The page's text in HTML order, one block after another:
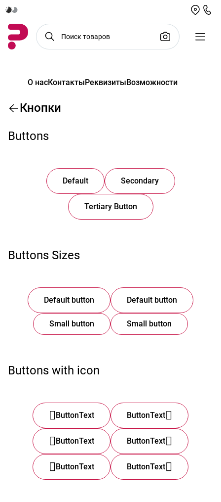
О насКонтактыРеквизитыВозможности
Кнопки
Buttons
Default Secondary
Tertiary Button
Buttons Sizes
Default button Default button
Small button Small button
Buttons with icon
ButtonText ButtonText
ButtonText ButtonText
ButtonText ButtonText